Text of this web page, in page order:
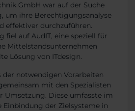
GmbH war auf der Suche
um ihre Berechtigungsanalyse
effektiver durchzuführen.
fiel auf AudIT, eine speziell für
Mittelstandsunternehmen
Lösung von ITdesign.
der notwendigen Vorarbeiten
mit den Spezialisten
Umsetzung. Diese umfasste im
Einbindung der Zielsysteme in